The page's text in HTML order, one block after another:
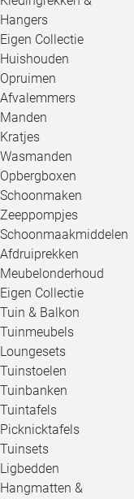
Hangers
Eigen Collectie
Huishouden
Opruimen
Afvalemmers
Manden
Kratjes
Wasmanden
Opbergboxen
Schoonmaken
Zeeppompjes
Schoonmaakmiddelen
Afdruiprekken
Meubelonderhoud
Eigen Collectie
Tuin & Balkon
Tuinmeubels
Loungesets
Tuinstoelen
Tuinbanken
Tuintafels
Picknicktafels
Tuinsets
Ligbedden
Hangmatten &